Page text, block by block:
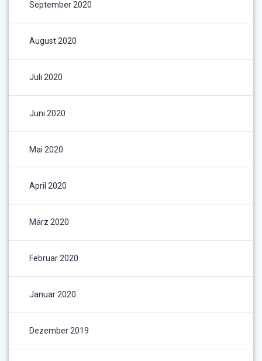
September 2020
August 2020
Juli 2020
Juni 2020
Mai 2020
April 2020
März 2020
Februar 2020
Januar 2020
Dezember 2019